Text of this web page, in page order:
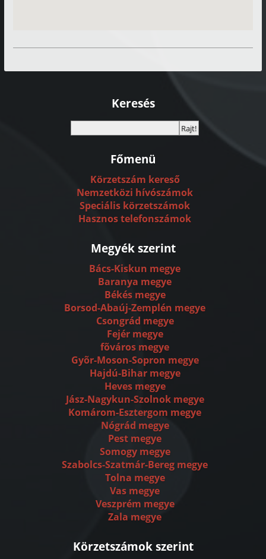
Keresés
Főmenü
Körzetszám kereső
Nemzetközi hívószámok
Speciális körzetszámok
Hasznos telefonszámok
Megyék szerint
Bács-Kiskun megye
Baranya megye
Békés megye
Borsod-Abaúj-Zemplén megye
Csongrád megye
Fejér megye
fõváros megye
Gyõr-Moson-Sopron megye
Hajdú-Bihar megye
Heves megye
Jász-Nagykun-Szolnok megye
Komárom-Esztergom megye
Nógrád megye
Pest megye
Somogy megye
Szabolcs-Szatmár-Bereg megye
Tolna megye
Vas megye
Veszprém megye
Zala megye
Körzetszámok szerint